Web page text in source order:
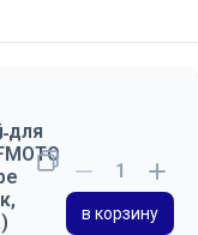
для
в корзину